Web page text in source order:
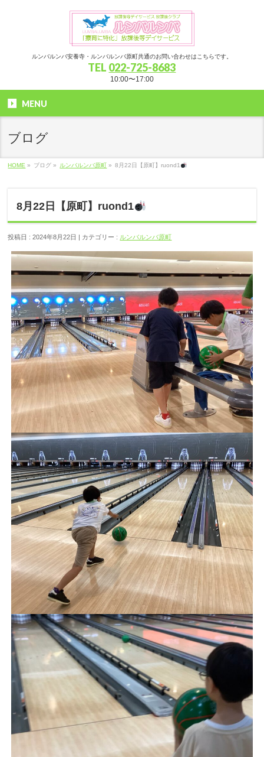
ルンバルンバ安養寺・ルンバルンバ原町共通のお問い合わせはこちらです。
TEL 022-725-8683
10:00〜17:00
MENU
ブログ
HOME » ブログ » ルンバルンバ原町 » 8月22日【原町】ruond1
8月22日【原町】ruond1
投稿日 : 2024年8月22日 | カテゴリー : ルンバルンバ原町